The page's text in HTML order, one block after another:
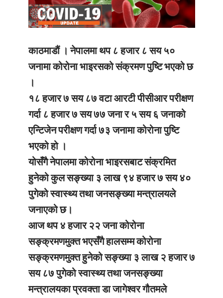
काठमाडौं । नेपालमा थप ८ हजार ८ सय ५०
जनामा कोरोना भाइरसको संक्रमण पुष्टि भएको छ
।
१८ हजार ७ सय ८७ वटा आरटी पीसीआर परीक्षण
गर्दा ८ हजार ७ सय ७७ जना र ५ सय ६ जनाको
एन्टिजेन परीक्षण गर्दा ७३ जनामा कोरोना पुष्टि
भएको हो ।
योसँगै नेपालमा कोरोना भाइरसबाट संक्रमित
हुनेको कुल सङ्ख्या ३ लाख ९४ हजार ७ सय ४०
पुगेको स्वास्थ्य तथा जनसङ्ख्या मन्त्रालयले
जनाएको छ।
आज थप ४ हजार २२ जना कोरोना
सङ्क्रमणमुक्त भएसँगै हालसम्म कोरोना
सङ्क्रमणमुक्त हुनेको सङ्ख्या ३ लाख २ हजार ७
सय ८७ पुगेको स्वास्थ्य तथा जनसङ्ख्या
मन्त्रालयका प्रवक्ता डा जागेश्वर गौतमले